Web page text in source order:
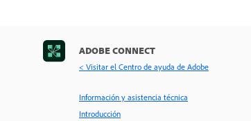
ADOBE CONNECT
< Visitar el Centro de ayuda de Adobe
Información y asistencia técnica
Introducción